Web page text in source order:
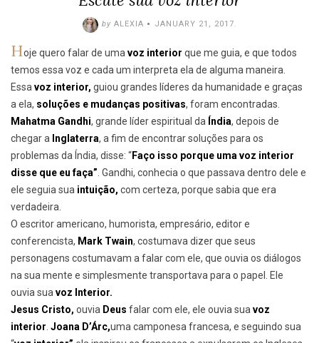
by ALEXIA JANUARY 21, 2017.
Hoje quero falar de uma voz interior que me guia, e que todos
temos essa voz e cada um interpreta ela de alguma maneira.
Essa voz interior, guiou grandes líderes da humanidade e graças
a ela, soluções e mudanças positivas, foram encontradas.
Mahatma Gandhi, grande líder espiritual da Índia, depois de
chegar a Inglaterra, a fim de encontrar soluções para os
problemas da Índia, disse: “Faço isso porque uma voz interior
disse que eu faça” . Gandhi, conhecia o que passava dentro dele e
ele seguia sua intuição, com certeza, porque sabia que era
verdadeira.
O escritor americano, humorista, empresário, editor e
conferencista, Mark Twain, costumava dizer que seus
personagens costumavam a falar com ele, que ouvia os diálogos
na sua mente e simplesmente transportava para o papel. Ele
ouvia sua voz Interior.
Jesus Cristo, ouvia Deus falar com ele, ele ouvia sua voz
interior Joana D’Árc,uma camponesa francesa, e seguindo sua